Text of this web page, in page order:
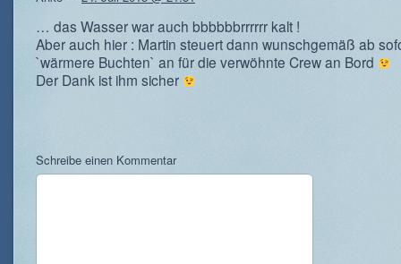
… das Wasser war auch bbbbbbrrrrrr kalt !
Aber auch hier : Martin steuert dann wunschgemäß ab
`wärmere Buchten` an für die verwöhnte Crew an Bord
Der Dank ist ihm sicher
Schreibe einen Kommentar